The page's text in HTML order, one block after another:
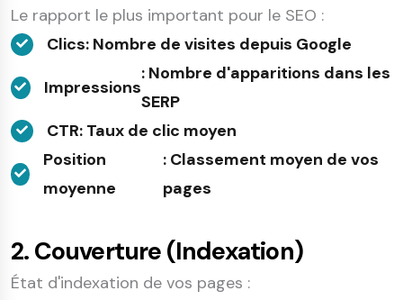
Le rapport le plus important pour le SEO :
Clics: Nombre de visites depuis Google
Impressions
: Nombre d'apparitions dans les
SERP
CTR: Taux de clic moyen
Position
moyenne
: Classement moyen de vos
pages
2. Couverture (Indexation)
État d'indexation de vos pages :